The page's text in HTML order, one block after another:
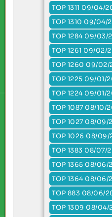
TOP 1311 09/04/
TOP 1310 09/04/
TOP 1284 09/
TOP 1261 09/02/
TOP 1260 09/02/
TOP 1225 09/01/
TOP 1224 09/01/
TOP 1087 08/10/
TOP 1027 08/09/
TOP 1026 08/09/
TOP 1383 08/07/
TOP 1365 08/06/
TOP 1364 08/06/
TOP 883 08/06/
TOP 1309 08/